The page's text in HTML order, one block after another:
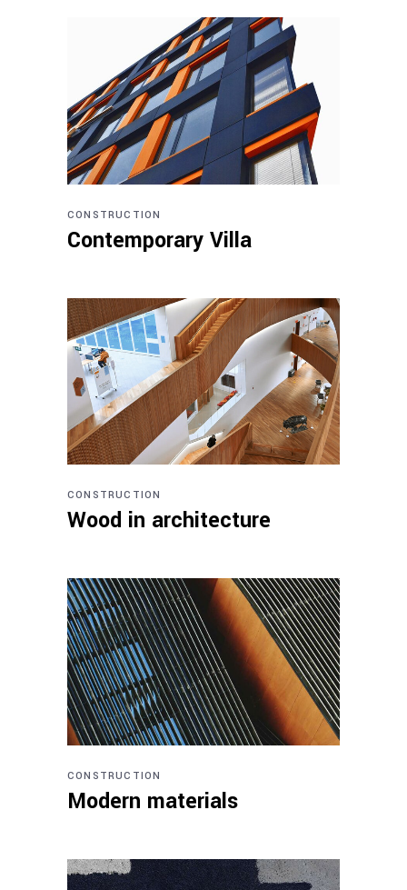
Contemporary Villa
CONSTRUCTION
Wood in architecture
CONSTRUCTION
Modern materials
CONSTRUCTION